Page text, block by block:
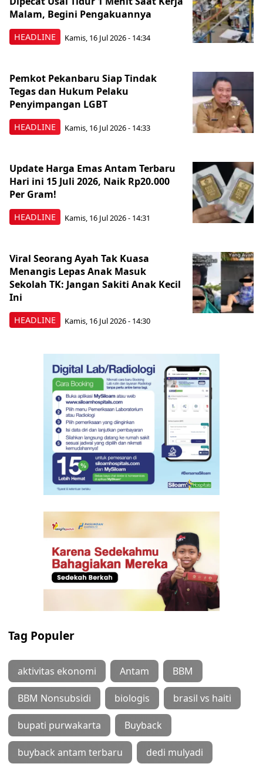
HEADLINE
Malam, Begini Pengakuannya
Kamis, 16 Jul 2026 - 14:34
HEADLINE
Pemkot Pekanbaru Siap Tindak
Tegas dan Hukum Pelaku
Penyimpangan LGBT
Kamis, 16 Jul 2026 - 14:33
HEADLINE
Update Harga Emas Antam Terbaru
Hari ini 15 Juli 2026, Naik Rp20.000
Per Gram!
Kamis, 16 Jul 2026 - 14:31
HEADLINE
Viral Seorang Ayah Tak Kuasa
Menangis Lepas Anak Masuk
Sekolah TK: Jangan Sakiti Anak Kecil
Ini
Kamis, 16 Jul 2026 - 14:30
Tag Populer
aktivitas ekonomi Antam BBM
BBM Nonsubsidi biologis brasil vs haiti
bupati purwakarta Buyback
buyback antam terbaru dedi mulyadi